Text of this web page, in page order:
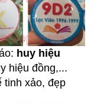
huy hiệu
hiệu đồng,...
tinh xảo, đẹp